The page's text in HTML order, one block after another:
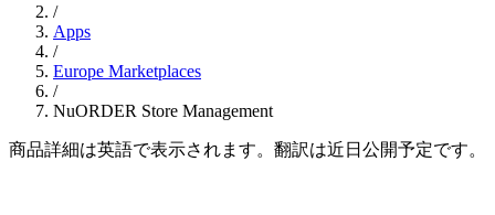
/
Apps
/
Europe Marketplaces
/
NuORDER Store Management
商品詳細は英語で表示されます。翻訳は近日公開予定です。